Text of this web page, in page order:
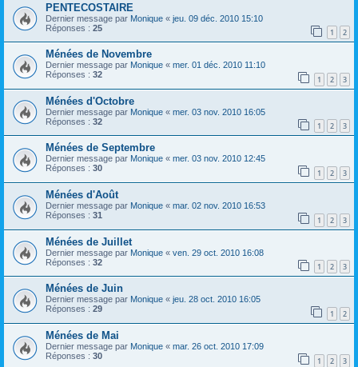
PENTECOSTAIRE
Dernier message par Monique « jeu. 09 déc. 2010 15:10
Réponses : 25 1 2
Ménées de Novembre
Dernier message par Monique « mer. 01 déc. 2010 11:10
Réponses : 32 1 2 3
Ménées d'Octobre
Dernier message par Monique « mer. 03 nov. 2010 16:05
Réponses : 32 1 2 3
Ménées de Septembre
Dernier message par Monique « mer. 03 nov. 2010 12:45
Réponses : 30 1 2 3
Ménées d'Août
Dernier message par Monique « mar. 02 nov. 2010 16:53
Réponses : 31 1 2 3
Ménées de Juillet
Dernier message par Monique « ven. 29 oct. 2010 16:08
Réponses : 32 1 2 3
Ménées de Juin
Dernier message par Monique « jeu. 28 oct. 2010 16:05
Réponses : 29 1 2
Ménées de Mai
Dernier message par Monique « mar. 26 oct. 2010 17:09
Réponses : 30 1 2 3